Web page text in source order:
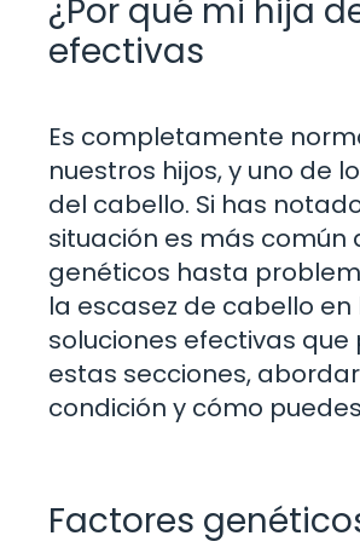
¿Por qué mi hija
efectivas
Es completamente
nuestros hijos, y uno de
del cabello. Si has
situación es más
genéticos hasta
la escasez de cabello
soluciones efectivas
estas secciones,
condición y cómo
Factores